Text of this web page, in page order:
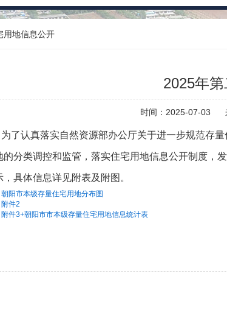
用地信息公开
2025年
时间：2025-07-03
为了认真落实自然资源部办公厅关于进一步规范存
的分类调控和监管，落实住宅用地信息公开制度，
，具体信息详见附表及附图。
朝阳市本级存量住宅用地分布图
附件2
附件3+朝阳市市本级存量住宅用地信息统计表